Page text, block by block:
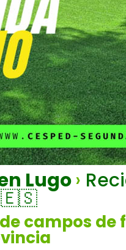
Lugo›
campos de